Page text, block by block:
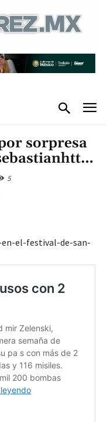
sorpresa
5
el-festival-de-san-